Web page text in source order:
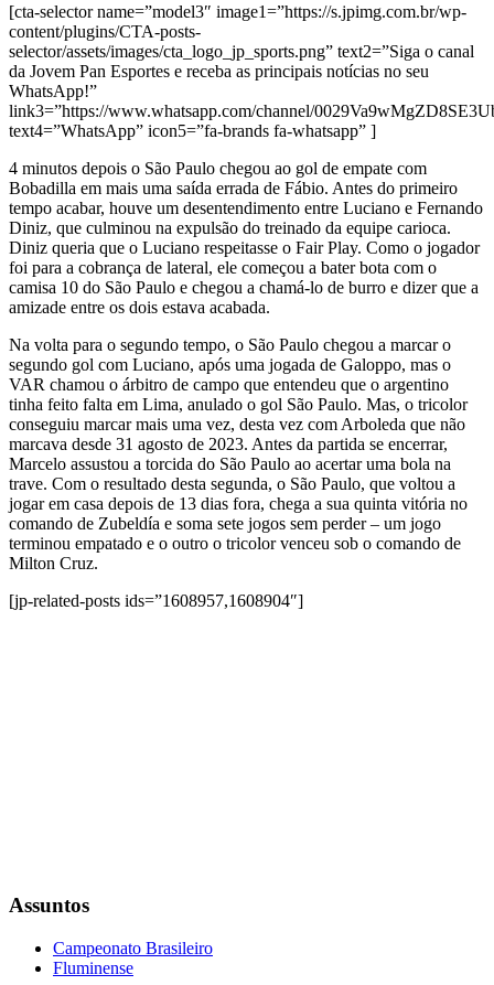
[cta-selector name=”model3″ image1=”https://s.jpimg.com.br/wp-
content/plugins/CTA-posts-
selector/assets/images/cta_logo_jp_sports.png” text2=”Siga o canal
da Jovem Pan Esportes e receba as principais notícias no seu
WhatsApp!”
link3=”https://www.whatsapp.com/channel/
text4=”WhatsApp” icon5=”fa-brands fa-whatsapp” ]
4 minutos depois o São Paulo chegou ao gol de empate com
Bobadilla em mais uma saída errada de Fábio. Antes do primeiro
tempo acabar, houve um desentendimento entre Luciano e Fernando
Diniz, que culminou na expulsão do treinado da equipe carioca.
Diniz queria que o Luciano respeitasse o Fair Play. Como o jogador
foi para a cobrança de lateral, ele começou a bater bota com o
camisa 10 do São Paulo e chegou a chamá-lo de burro e dizer que a
amizade entre os dois estava acabada.
Na volta para o segundo tempo, o São Paulo chegou a marcar o
segundo gol com Luciano, após uma jogada de Galoppo, mas o
VAR chamou o árbitro de campo que entendeu que o argentino
tinha feito falta em Lima, anulado o gol São Paulo. Mas, o tricolor
conseguiu marcar mais uma vez, desta vez com Arboleda que não
marcava desde 31 agosto de 2023. Antes da partida se encerrar,
Marcelo assustou a torcida do São Paulo ao acertar uma bola na
trave. Com o resultado desta segunda, o São Paulo, que voltou a
jogar em casa depois de 13 dias fora, chega a sua quinta vitória no
comando de Zubeldía e soma sete jogos sem perder – um jogo
terminou empatado e o outro o tricolor venceu sob o comando de
Milton Cruz.
[jp-related-posts ids=”1608957,1608904″]
Assuntos
Campeonato Brasileiro
Fluminense